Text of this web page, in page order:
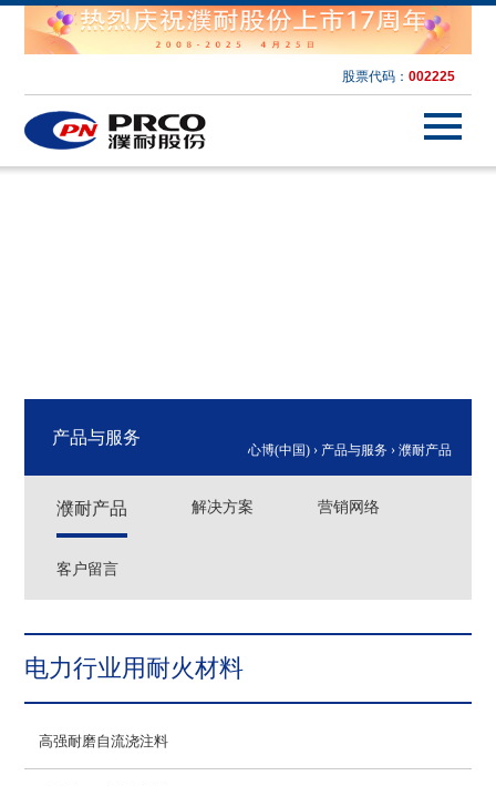
股票代码： 002225
产品与服务
心博(中国)› 产品与服务› 濮耐产品
濮耐产品 解决方案 营销网络
客户留言
电力行业用耐火材料
高强耐磨自流浇注料